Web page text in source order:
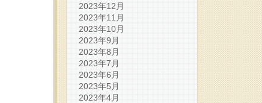
2023年12月
2023年11月
2023年10月
2023年9月
2023年8月
2023年7月
2023年6月
2023年5月
2023年4月